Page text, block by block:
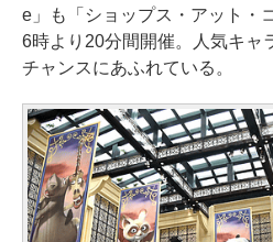
e」も「ショップス・アット・
6時より20分間開催。人気キャ
チャンスにあふれている。